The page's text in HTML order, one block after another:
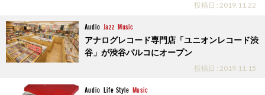
投稿日 : 2019.11.22
Audio Jazz Music
アナログレコード専門店「ユニオンレコード渋
谷」が渋谷パルコにオープン
投稿日 : 2019.11.15
Audio Life Style Music